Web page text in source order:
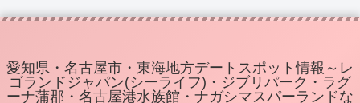
愛知県・名古屋市・東海地方デートスポット情報～レ
ゴランドジャパン(シーライフ)・ジブリパーク・ラグ
ーナ蒲郡・名古屋港水族館・ナガシマスパーランドな